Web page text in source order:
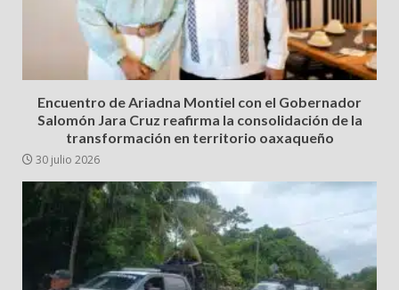
Encuentro de Ariadna Montiel con el Gobernador
Salomón Jara Cruz reafirma la consolidación de la
transformación en territorio oaxaqueño
30 julio 2026